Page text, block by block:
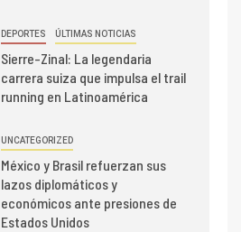
DEPORTES ÚLTIMAS NOTICIAS
Sierre-Zinal: La legendaria
carrera suiza que impulsa el trail
running en Latinoamérica
UNCATEGORIZED
México y Brasil refuerzan sus
lazos diplomáticos y
económicos ante presiones de
Estados Unidos